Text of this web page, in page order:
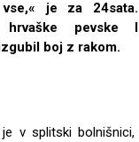
je za
hrvaške pevske
boj z rakom.
je v splitski